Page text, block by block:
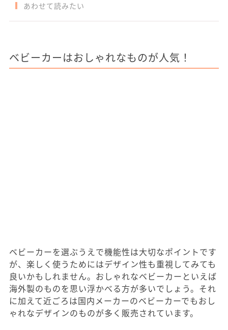
あわせて読みたい
ベビーカーはおしゃれなものが人気！
ベビーカーを選ぶうえで機能性は大切なポイントです
が、楽しく使うためにはデザイン性も重視してみても
良いかもしれません。おしゃれなベビーカーといえば
海外製のものを思い浮かべる方が多いでしょう。それ
に加えて近ごろは国内メーカーのベビーカーでもおし
ゃれなデザインのものが多く販売されています。